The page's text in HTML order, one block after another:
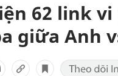
62 link
giữa Anh